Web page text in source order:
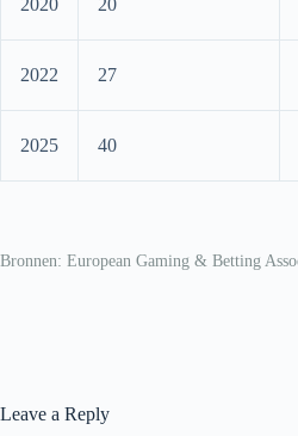
2020 20
2022 27
2025 40
Bronnen: European Gaming & Betting
Leave a Reply